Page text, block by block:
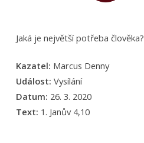
Jaká je největší potřeba člověka?
Kazatel: Marcus Denny
Událost: Vysílání
Datum: 26. 3. 2020
Text: 1. Janův 4,10